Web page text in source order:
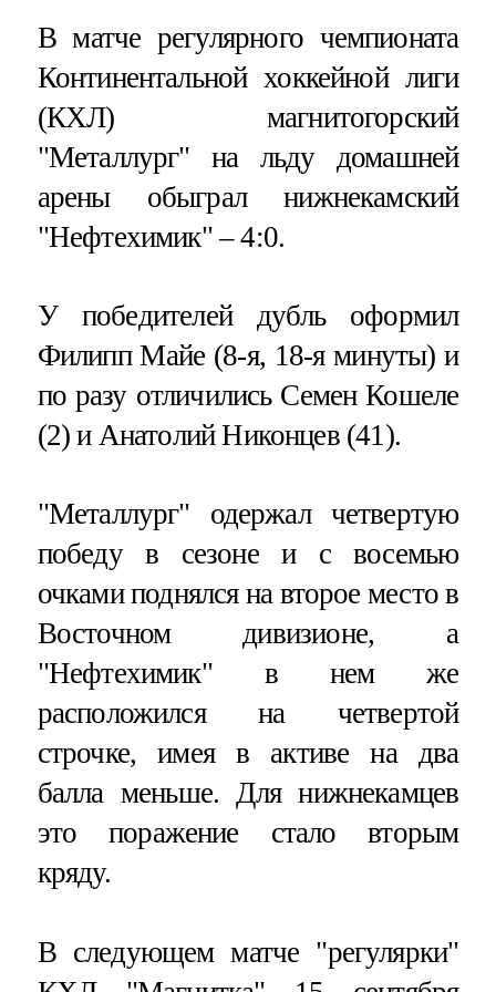
В матче регулярного чемпионата
Континентальной хоккейной лиги
(КХЛ) магнитогорский
"Металлург" на льду домашней
арены обыграл нижнекамский
"Нефтехимик" – 4:0.
У победителей дубль оформил
Филипп Майе (8-я, 18-я минуты) и
по разу отличились Семен Кошеле
(2) и Анатолий Никонцев (41).
"Металлург" одержал четвертую
победу в сезоне и с восемью
очками поднялся на второе место в
Восточном дивизионе, а
"Нефтехимик" в нем же
расположился на четвертой
строчке, имея в активе на два
балла меньше. Для нижнекамцев
это поражение стало вторым
кряду.
В следующем матче "регулярки"